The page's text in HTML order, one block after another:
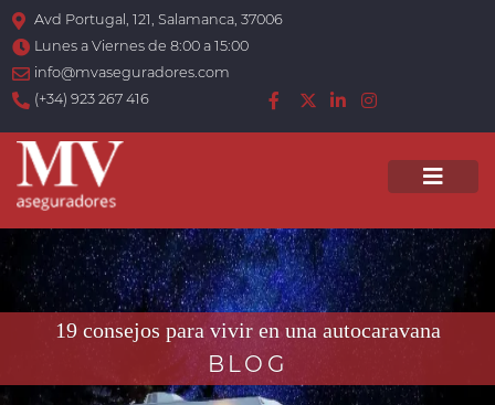
Avd Portugal, 121, Salamanca, 37006
Lunes a Viernes de 8:00 a 15:00
info@mvaseguradores.com
(+34) 923 267 416
19 consejos para vivir en una autocaravana
BLOG